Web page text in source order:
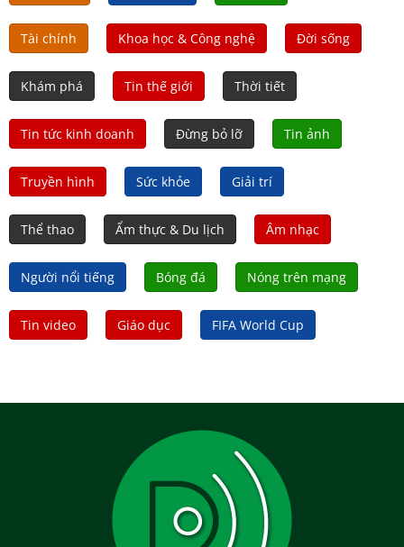
Tài chính Khoa học & Công nghệ Đời sống
Khám phá Tin thế giới Thời tiết
Tin tức kinh doanh Đừng bỏ lỡ Tin ảnh
Truyền hình Sức khỏe Giải trí
Thể thao Ẩm thực & Du lịch Âm nhạc
Người nổi tiếng Bóng đá Nóng trên mạng
Tin video Giáo dục FIFA World Cup